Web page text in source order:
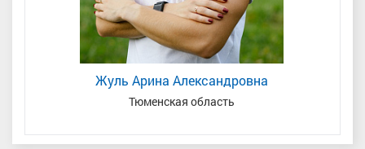
Жуль Арина Александровна
Тюменская область